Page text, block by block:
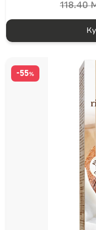
118.40
-55%